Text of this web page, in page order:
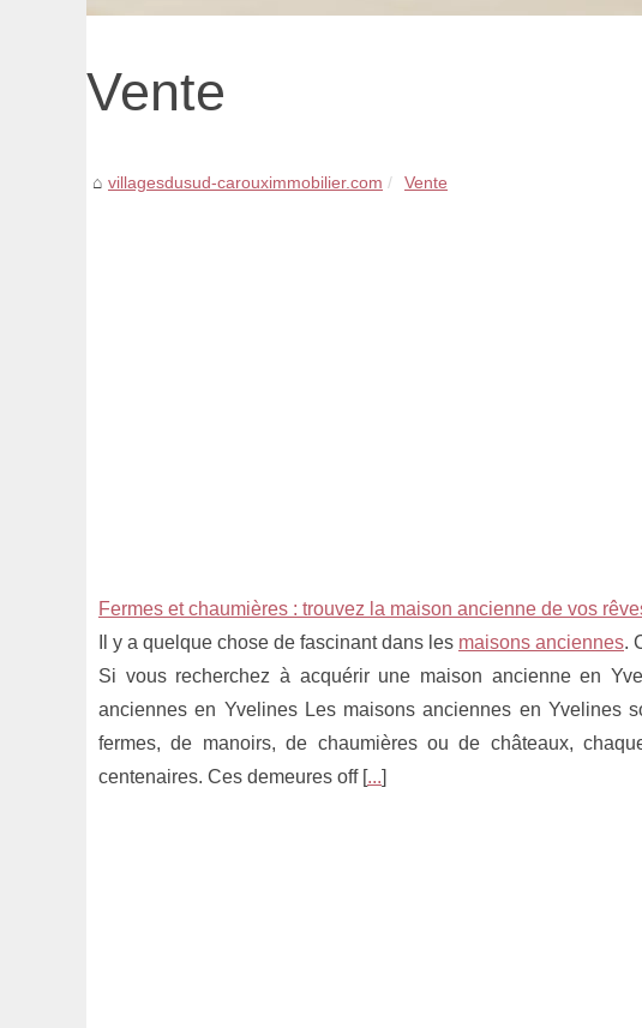
Vente
villagesdusud-carouximmobilier.com Vente
Fermes et chaumières : trouvez la maison ancienne de vos
Il y a quelque chose de fascinant dans les maisons anciennes.
Si vous recherchez à acquérir une maison ancienne en
anciennes en Yvelines Les maisons anciennes en Yvelines
fermes, de manoirs, de chaumières ou de châteaux,
centenaires. Ces demeures off [...]